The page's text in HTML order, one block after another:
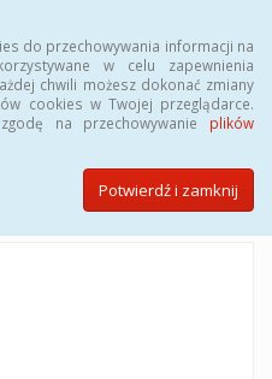
do przechowywania informacji na
w celu zapewnienia
chwili możesz dokonać zmiany
cookies w Twojej przeglądarce.
na przechowywanie plików
Potwierdź i zamknij
PUBLICZNEJ
Opola